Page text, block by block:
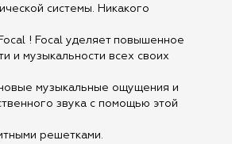
системы. Никакого
Focal ! Focal уделяет повышенное
и музыкальности всех своих
музыкальные ощущения и
звука с помощью этой
решетками.